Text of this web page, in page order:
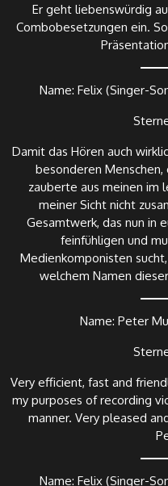
Er geht liebenswürdig
Combobesetzungen ein.
Name: Felix (Singer-
Damit das Hören auch
besonderen
zauberte aus meinen im
meiner Sicht nicht
Gesamtwerk, das nun in
feinfühligen und
Medienkomponisten
welchem Namen
Name: Peter
Very efficient, fast and
my purposes of recording
manner. Very pleased
Name: Felix (Singer-